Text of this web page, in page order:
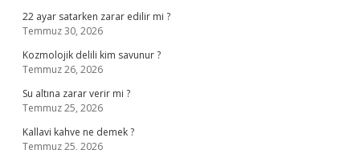
22 ayar satarken zarar edilir mi ?
Temmuz 30, 2026
Kozmolojik delili kim savunur ?
Temmuz 26, 2026
Su altına zarar verir mi ?
Temmuz 25, 2026
Kallavi kahve ne demek ?
Temmuz 25, 2026